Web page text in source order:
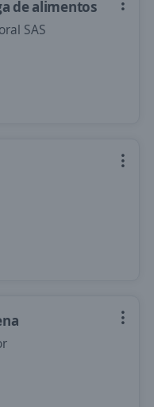
de alimentos
SAS